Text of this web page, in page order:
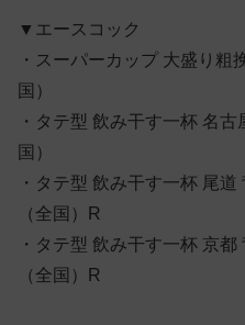
▼エースコック
・スーパーカップ 大盛り粗
国）
・タテ型 飲み干す一杯 名
国）
・タテ型 飲み干す一杯 尾
（全国）R
・タテ型 飲み干す一杯 京
（全国）R